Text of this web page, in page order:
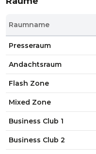
Raumname
Presseraum
Andachtsraum
Flash Zone
Mixed Zone
Business Club 1
Business Club 2